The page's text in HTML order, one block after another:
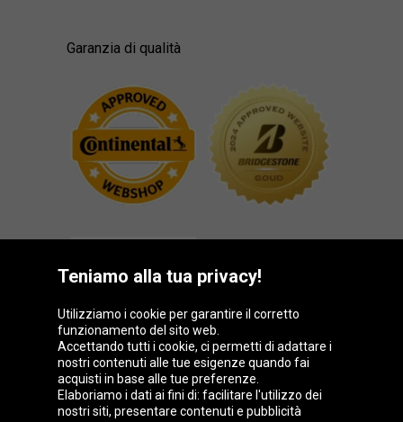
Garanzia di qualità
Gruppo Oponeo
Teniamo alla tua privacy!
Utilizziamo i cookie per garantire il corretto
funzionamento del sito web.
Accettando tutti i cookie, ci permetti di adattare i
nostri contenuti alle tue esigenze quando fai
acquisti in base alle tue preferenze.
Elaboriamo i dati ai fini di: facilitare l'utilizzo dei
nostri siti, presentare contenuti e pubblicità